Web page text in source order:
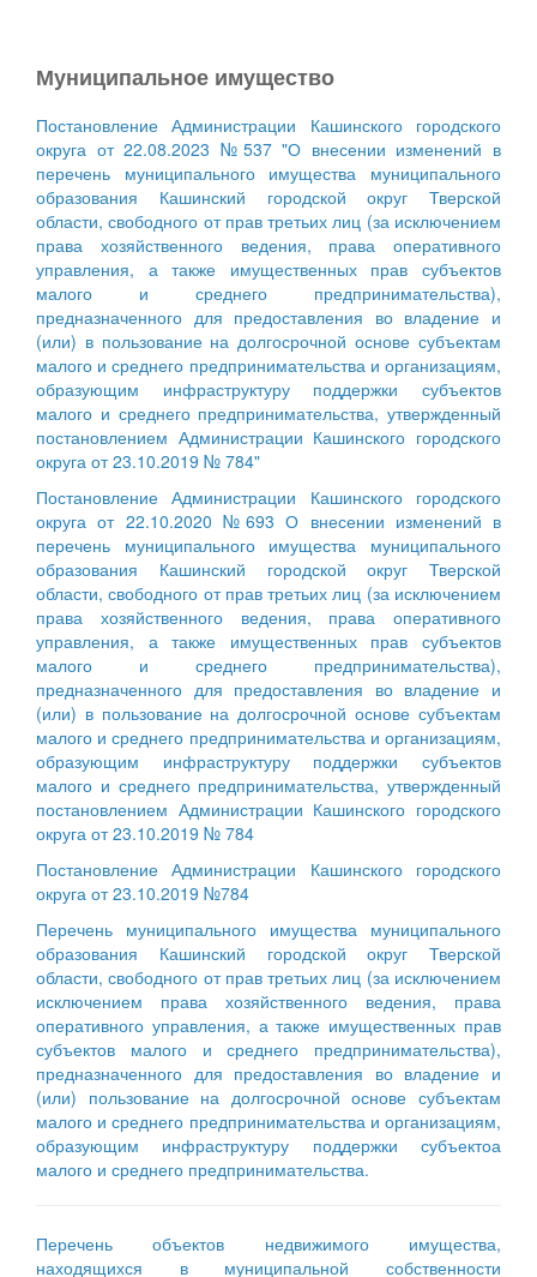
Муниципальное имущество
Постановление Администрации Кашинского городского
округа от 22.08.2023 №537 "О внесении изменений в
перечень муниципального имущества муниципального
образования Кашинский городской округ Тверской
области, свободного от прав третьих лиц (за исключением
права хозяйственного ведения, права оперативного
управления, а также имущественных прав субъектов
малого и среднего предпринимательства),
предназначенного для предоставления во владение и
(или) в пользование на долгосрочной основе субъектам
малого и среднего предпринимательства и организациям,
образующим инфраструктуру поддержки субъектов
малого и среднего предпринимательства, утвержденный
постановлением Администрации Кашинского городского
округа от 23.10.2019 № 784"
Постановление Администрации Кашинского городского
округа от 22.10.2020 №693 О внесении изменений в
перечень муниципального имущества муниципального
образования Кашинский городской округ Тверской
области, свободного от прав третьих лиц (за исключением
права хозяйственного ведения, права оперативного
управления, а также имущественных прав субъектов
малого и среднего предпринимательства),
предназначенного для предоставления во владение и
(или) в пользование на долгосрочной основе субъектам
малого и среднего предпринимательства и организациям,
образующим инфраструктуру поддержки субъектов
малого и среднего предпринимательства, утвержденный
постановлением Администрации Кашинского городского
округа от 23.10.2019 № 784
Постановление Администрации Кашинского городского
округа от 23.10.2019 №784
Перечень муниципального имущества муниципального
образования Кашинский городской округ Тверской
области, свободного от прав третьих лиц (за исключением
исключением права хозяйственного ведения, права
оперативного управления, а также имущественных прав
субъектов малого и среднего предпринимательства),
предназначенного для предоставления во владение и
(или) пользование на долгосрочной основе субъектам
малого и среднего предпринимательства и организациям,
образующим инфраструктуру поддержки субъектоа
малого и среднего предпринимательства.
Перечень объектов недвижимого имущества,
находящихся в муниципальной собственности